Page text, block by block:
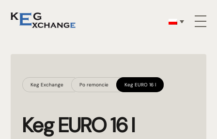
Keg Exchange Po remoncie Keg EURO 16 l
Keg EURO 16 l